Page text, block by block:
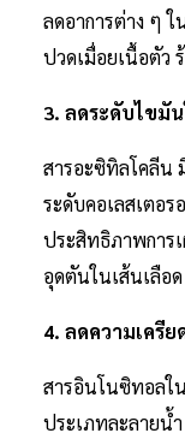
ลดอาการต่าง ๆ ใ
ปวดเมื่อยเนื้อตัว
3. ลดระดับไขมั
สารอะซิทิลโคลีน
ระดับคอเลสเตอ
ประสิทธิภาพการ
อุดตันในเส้นเลือด
4. ลดความเครีย
สารอินโนซิทอลใ
ประเภทละลายน้